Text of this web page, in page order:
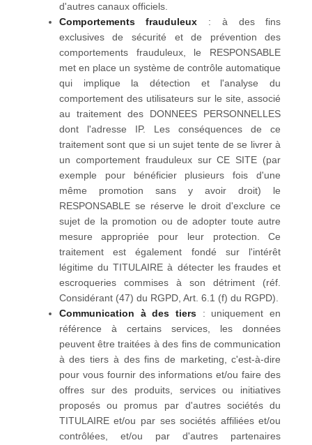
d'autres canaux officiels.
Comportements frauduleux : à des fins
exclusives de sécurité et de prévention des
comportements frauduleux, le RESPONSABLE
met en place un système de contrôle automatique
qui implique la détection et l'analyse du
comportement des utilisateurs sur le site, associé
au traitement des DONNEES PERSONNELLES
dont l'adresse IP. Les conséquences de ce
traitement sont que si un sujet tente de se livrer à
un comportement frauduleux sur CE SITE (par
exemple pour bénéficier plusieurs fois d'une
même promotion sans y avoir droit) le
RESPONSABLE se réserve le droit d'exclure ce
sujet de la promotion ou de adopter toute autre
mesure appropriée pour leur protection. Ce
traitement est également fondé sur l'intérêt
légitime du TITULAIRE à détecter les fraudes et
escroqueries commises à son détriment (réf.
Considérant (47) du RGPD, Art. 6.1 (f) du RGPD).
Communication à des tiers : uniquement en
référence à certains services, les données
peuvent être traitées à des fins de communication
à des tiers à des fins de marketing, c'est-à-dire
pour vous fournir des informations et/ou faire des
offres sur des produits, services ou initiatives
proposés ou promus par d'autres sociétés du
TITULAIRE et/ou par ses sociétés affiliées et/ou
contrôlées, et/ou par d'autres partenaires